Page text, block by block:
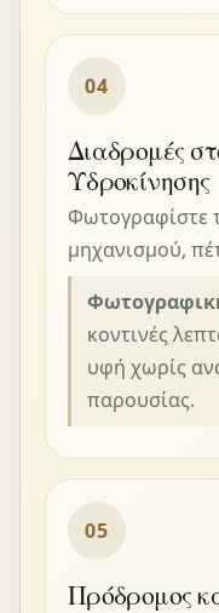
04
Διαδρομές
Υδροκίνησης
Φωτογραφίστε
μηχανισμού,
κοντινές
υφή χωρίς
παρουσίας.
05
Πρόδρομος